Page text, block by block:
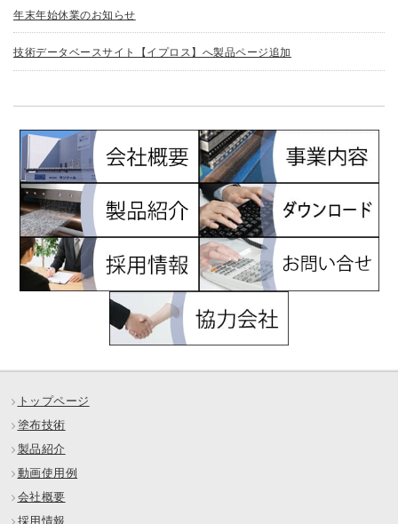
年末年始休業のお知らせ
技術データベースサイト【イプロス】へ製品ページ追加
トップページ
塗布技術
製品紹介
動画使用例
会社概要
採用情報